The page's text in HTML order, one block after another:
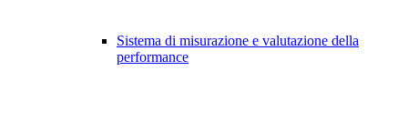
Sistema di misurazione e valutazione della
performance